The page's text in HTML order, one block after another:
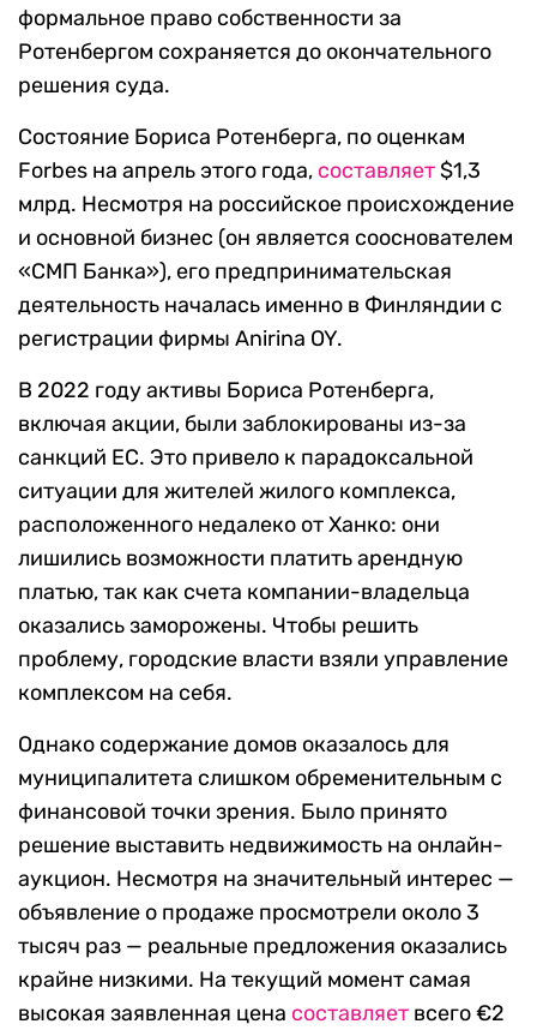
формальное право собственности за
Ротенбергом сохраняется до окончательного
решения суда.
Состояние Бориса Ротенберга, по оценкам
Forbes на апрель этого года, составляет$1,3
млрд. Несмотря на российское происхождение
и основной бизнес (он является сооснователем
«СМП Банка»), его предпринимательская
деятельность началась именно в Финляндии с
регистрации фирмы Anirina OY.
В 2022 году активы Бориса Ротенберга,
включая акции, были заблокированы из-за
санкций ЕС. Это привело к парадоксальной
ситуации для жителей жилого комплекса,
расположенного недалеко от Ханко: они
лишились возможности платить арендную
платью, так как счета компании-владельца
оказались заморожены. Чтобы решить
проблему, городские власти взяли управление
комплексом на себя.
Однако содержание домов оказалось для
муниципалитета слишком обременительным с
финансовой точки зрения. Было принято
решение выставить недвижимость на онлайн-
аукцион. Несмотря на значительный интерес —
объявление о продаже просмотрели около 3
тысяч раз — реальные предложения оказались
крайне низкими. На текущий момент самая
высокая заявленная цена составляет всего €2